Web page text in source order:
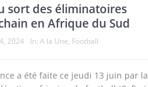
sort des éliminatoires
en Afrique du Sud
2024 In: A la Une, Football
a été faite ce jeudi 13 juin par la